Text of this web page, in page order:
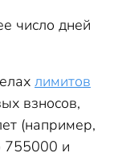
число дней
лимитов
взносов,
(например,
755000 и